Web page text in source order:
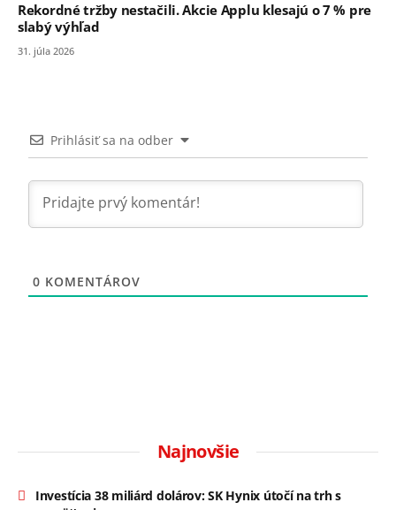
Rekordné tržby nestačili. Akcie Applu klesajú o 7 % pre
slabý výhľad
31. júla 2026
Prihlásiť sa na odber
0 KOMENTÁROV
Najnovšie
Investícia 38 miliárd dolárov: SK Hynix útočí na trh s